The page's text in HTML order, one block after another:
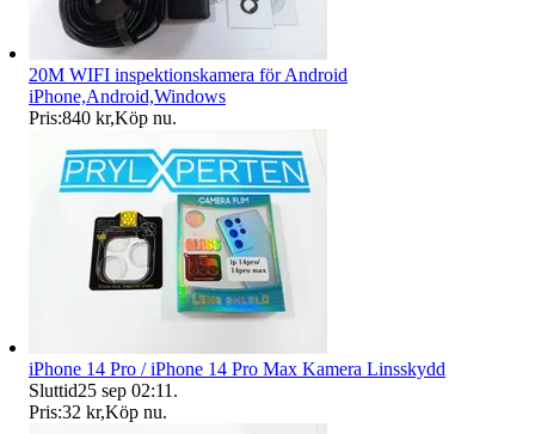
20M WIFI inspektionskamera för Android
iPhone,Android,Windows
Pris:840 kr,Köp nu.
iPhone 14 Pro / iPhone 14 Pro Max Kamera Linsskydd
Sluttid25 sep 02:11 .
Pris:32 kr,Köp nu.